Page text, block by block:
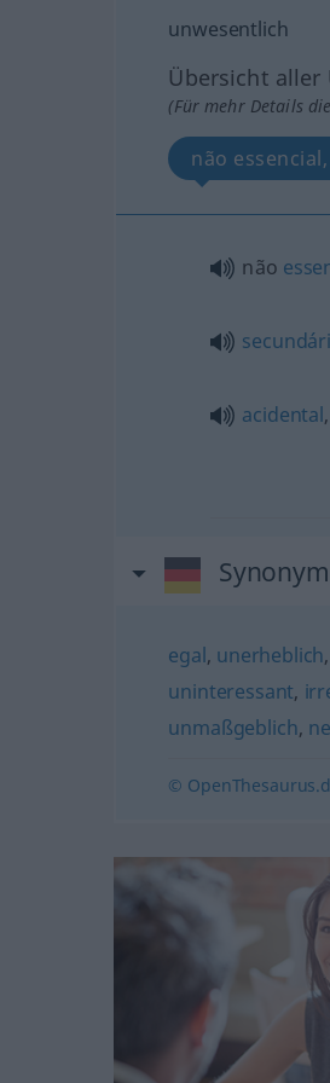
unwesentlich
Übersicht aller
(Für mehr Details
não
não
acidental,
egal, unerheblich,
uninteressant,
unmaßgeblich,
©